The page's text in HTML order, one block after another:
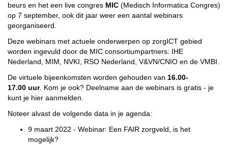
beurs en het een live congres MIC (Medisch Informatica Congres)
op 7 september, ook dit jaar weer een aantal webinars
georganiseerd.
Deze webinars met actuele onderwerpen op zorgICT gebied
worden ingevuld door de MIC consortiumpartners: IHE
Nederland, MIM, NVKI, RSO Nederland, V&VN/CNIO en de VMBI.
De virtuele bijeenkomsten worden gehouden van 16.00-
17.00 uur. Kom je ook? Deelname aan de webinars is gratis - je
kunt je hier aanmelden.
Noteer alvast de volgende data in je agenda:
9 maart 2022 - Webinar: Een FAIR zorgveld, is het
mogelijk?